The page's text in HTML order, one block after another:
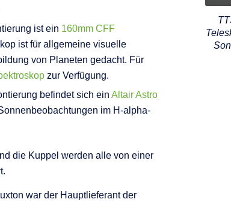
ist ein 160mm CFF
ist für allgemeine visuelle
von Planeten gedacht. Für
zur Verfügung.
befindet sich ein Altair Astro
im H-alpha-
die Kuppel werden alle von einer
war der Hauptlieferant der